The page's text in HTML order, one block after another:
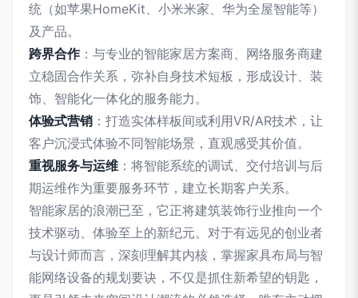
统（如苹果HomeKit、小米米家、华为全屋智能等）
及产品。
跨界合作：与专业的智能家居方案商、网络服务商建
立稳固合作关系，弥补自身技术短板，形成设计、装
饰、智能化一体化的服务能力。
体验式营销 ：打造实体样板间或利用VR/AR技术，让
客户沉浸式体验不同智能场景，直观感受其价值。
重视服务与运维 ：将智能系统的调试、交付培训与后
期运维作为重要服务环节，建立长期客户关系。
智能家居的浪潮已至，它正将建筑装饰行业推向一个
技术驱动、体验至上的新纪元。对于有远见的创业者
与设计师而言，深刻理解其内核，掌握家具布局与智
能网络设备的规划要诀，不仅是抓住新希望的钥匙，